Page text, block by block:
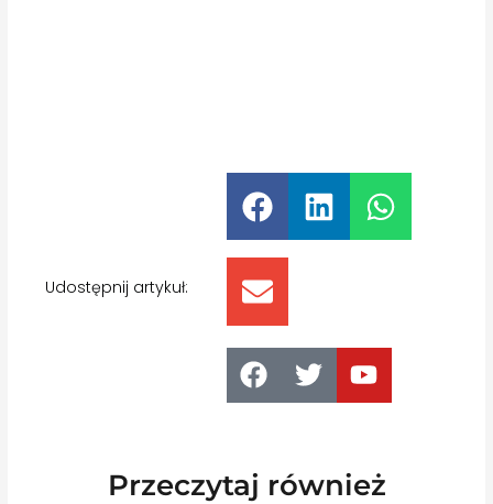
Udostępnij artykuł:
Przeczytaj również